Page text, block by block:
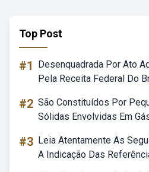
Top Post
#1
Desenquadrada Por Ato
Pela Receita Federal Do
#2 São Constituídos Por
Sólidas Envolvidas Em
#3 Leia Atentamente As
A Indicação Das